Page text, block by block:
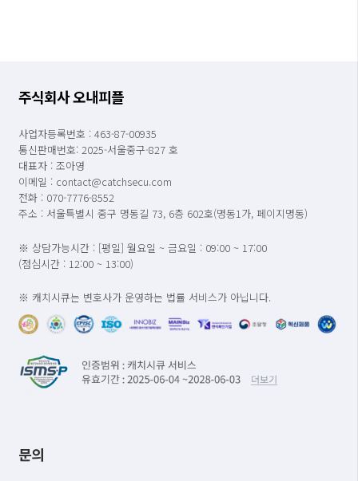
주식회사 오내피플
사업자등록번호 : 463-87-00935
통신판매번호: 2025-서울중구-827 호
대표자 : 조아영
이메일 : contact@catchsecu.com
전화 : 070-7776-8552
주소 : 서울특별시 중구 명동길 73, 6층 602호(명동1가, 페이지명동)
※ 상담가능시간 : [평일] 월요일 ~ 금요일 : 09:00 ~ 17:00
(점심시간 : 12:00 ~ 13:00)
※ 캐치시큐는 변호사가 운영하는 법률 서비스가 아닙니다.
문의